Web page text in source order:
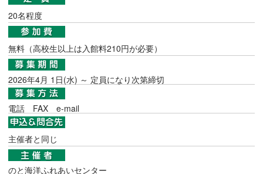
20名程度
無料（高校生以上は入館料210円が必要）
2026年4月 1日(水) ～ 定員になり次第締切
電話 FAX e-mail
主催者と同じ
のと海洋ふれあいセンター